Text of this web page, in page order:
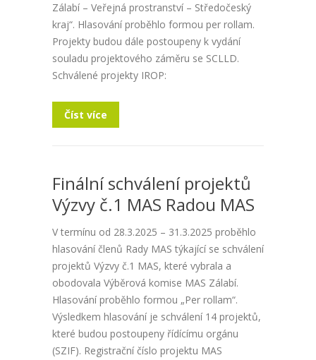
Zálabí – Veřejná prostranství – Středočeský
kraj“. Hlasování proběhlo formou per rollam.
Projekty budou dále postoupeny k vydání
souladu projektového záměru se SCLLD.
Schválené projekty IROP:
Číst více
Finální schválení projektů
Výzvy č.1 MAS Radou MAS
V termínu od 28.3.2025 – 31.3.2025 proběhlo
hlasování členů Rady MAS týkající se schválení
projektů Výzvy č.1 MAS, které vybrala a
obodovala Výběrová komise MAS Zálabí.
Hlasování proběhlo formou „Per rollam“.
Výsledkem hlasování je schválení 14 projektů,
které budou postoupeny řídícímu orgánu
(SZIF). Registrační číslo projektu MAS